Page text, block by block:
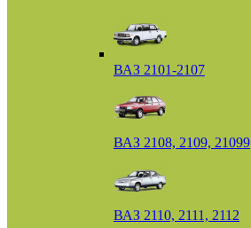
ВАЗ 2101-2107
ВАЗ 2108, 2109, 21099
ВАЗ 2110, 2111, 2112